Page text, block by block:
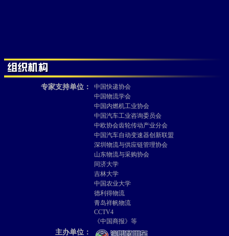
专家支持单位：
中国快递协会
中国物流学会
中国内燃机工业协会
中国汽车工业咨询委员会
中欧协会齿轮传动产业分会
中国汽车自动变速器创新联盟
深圳物流与供应链管理协会
山东物流与采购协会
同济大学
吉林大学
中国农业大学
德利得物流
青岛祥帆物流
CCTV4
《中国商报》等
主办单位：